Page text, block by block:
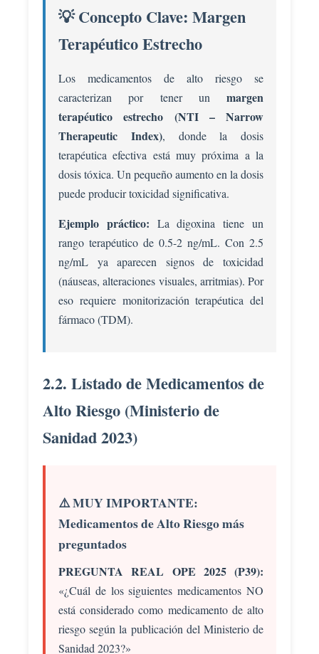
💡 Concepto Clave: Margen
Terapéutico Estrecho
Los medicamentos de alto riesgo se
caracterizan por tener un margen
terapéutico estrecho (NTI – Narrow
Therapeutic Index), donde la dosis
terapéutica efectiva está muy próxima a la
dosis tóxica. Un pequeño aumento en la dosis
puede producir toxicidad significativa.
Ejemplo práctico: La digoxina tiene un
rango terapéutico de 0.5-2 ng/mL. Con 2.5
ng/mL ya aparecen signos de toxicidad
(náuseas, alteraciones visuales, arritmias). Por
eso requiere monitorización terapéutica del
fármaco (TDM).
2.2. Listado de Medicamentos de
Alto Riesgo (Ministerio de
Sanidad 2023)
⚠️ MUY IMPORTANTE:
Medicamentos de Alto Riesgo más
preguntados
PREGUNTA REAL OPE 2025 (P39):
«¿Cuál de los siguientes medicamentos NO
está considerado como medicamento de alto
riesgo según la publicación del Ministerio de
Sanidad 2023?»